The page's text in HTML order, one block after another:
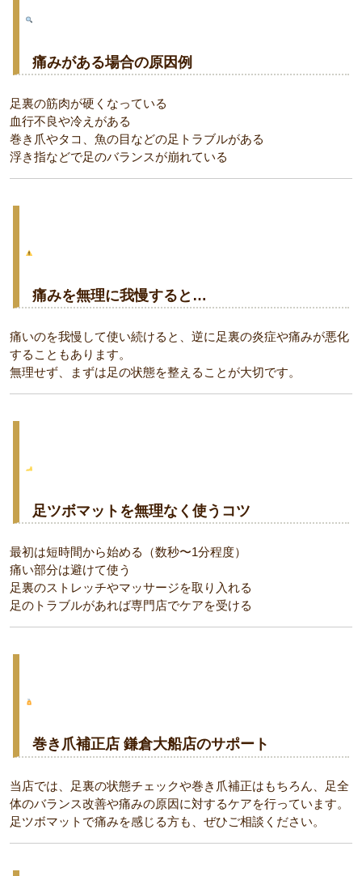
痛みがある場合の原因例
足裏の筋肉が硬くなっている
血行不良や冷えがある
巻き爪やタコ、魚の目などの足トラブルがある
浮き指などで足のバランスが崩れている
痛みを無理に我慢すると…
痛いのを我慢して使い続けると、逆に足裏の炎症や痛みが悪化
することもあります。
無理せず、まずは足の状態を整えることが大切です。
足ツボマットを無理なく使うコツ
最初は短時間から始める（数秒〜1分程度）
痛い部分は避けて使う
足裏のストレッチやマッサージを取り入れる
足のトラブルがあれば専門店でケアを受ける
巻き爪補正店 鎌倉大船店のサポート
当店では、足裏の状態チェックや巻き爪補正はもちろん、足全
体のバランス改善や痛みの原因に対するケアを行っています。
足ツボマットで痛みを感じる方も、ぜひご相談ください。